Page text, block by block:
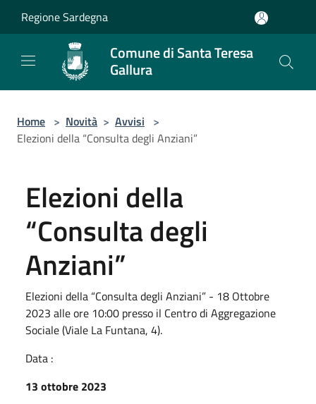
Regione Sardegna
Comune di Santa Teresa
Gallura
Home > Novità > Avvisi >
Elezioni della “Consulta degli Anziani”
Elezioni della
“Consulta degli
Anziani”
Elezioni della “Consulta degli Anziani” - 18 Ottobre
2023 alle ore 10:00 presso il Centro di Aggregazione
Sociale (Viale La Funtana, 4).
Data :
13 ottobre 2023